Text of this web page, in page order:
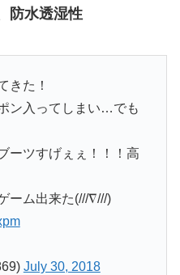
防水透湿性
きた！
ン入ってしまい…でも
ーツすげぇぇ！！！高
ーム出来た(///∇///)
July 30, 2018